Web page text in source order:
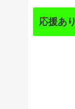
応援あ